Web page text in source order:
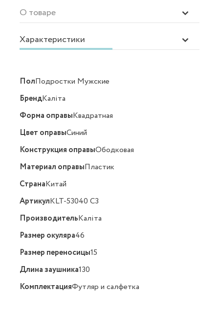
О товаре
Характеристики
ПолПодростки Мужские
БрендKaлiтa
Форма оправыКвадратная
Цвет оправыСиний
Конструкция оправыОбодковая
Материал оправыПластик
СтранаКитай
АртикулKLT-53040 C3
ПроизводительKaлiтa
Размер окуляра46
Размер переносицы15
Длина заушника130
КомплектацияФутляр и салфетка